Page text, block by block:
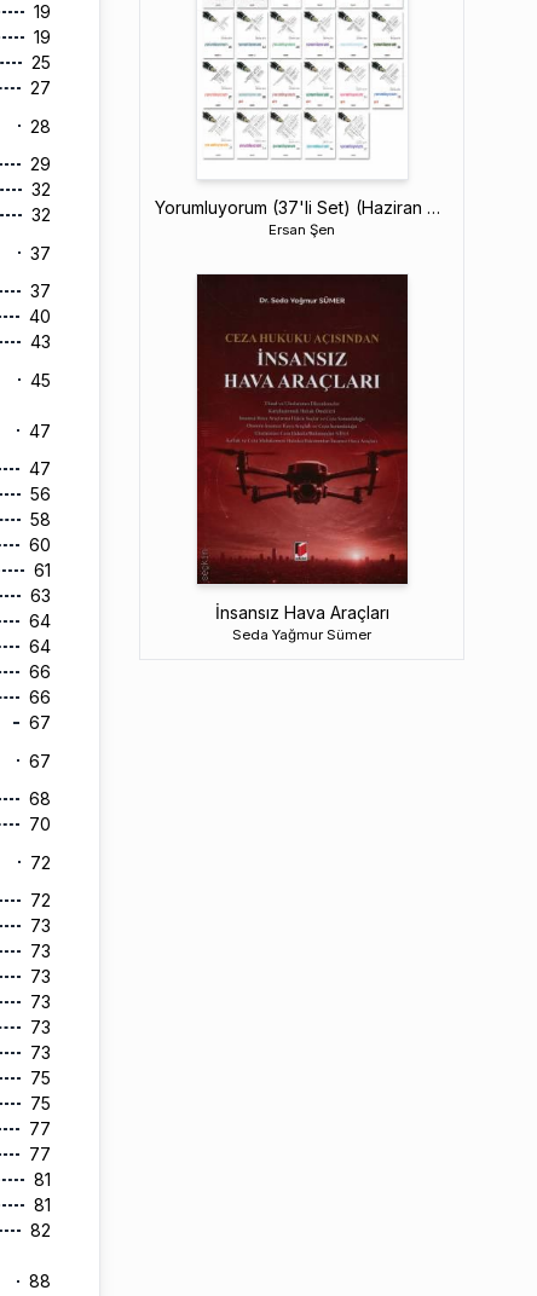
19
19
25
27
28
29
32
32
37
37
40
43
45
47
47
56
58
60
61
63
64
64
66
66
67
67
68
70
72
72
73
73
73
73
73
73
75
75
77
77
81
81
82
88
Yorumluyorum (37'li Set) (Haziran 2026)
Ersan Şen
İnsansız Hava Araçları
Seda Yağmur Sümer